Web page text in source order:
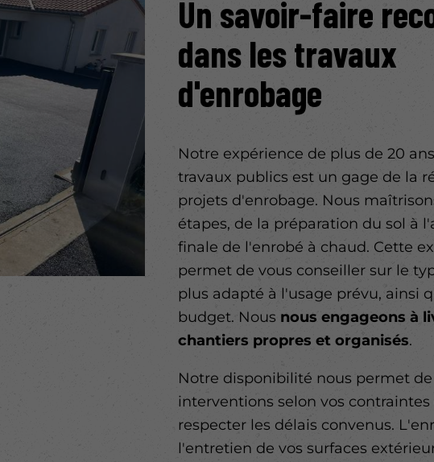
Un savoir-faire
dans les travaux
d'enrobage
Notre expérience de plus de 20
travaux publics est un gage de la
projets d'enrobage. Nous
étapes, de la préparation du sol à
finale de l'enrobé à chaud. Cette
permet de vous conseiller sur le
plus adapté à l'usage prévu, ainsi
budget. Nous nous engageons à
chantiers propres et organisés.
Notre disponibilité nous permet
interventions selon vos contraintes
respecter les délais convenus.
l'entretien de vos surfaces